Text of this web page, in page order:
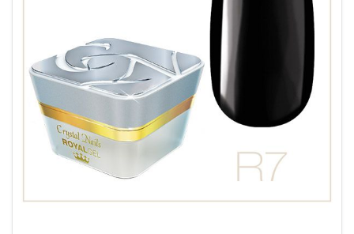
Tussen de lagen 30 seconden uitharden in de